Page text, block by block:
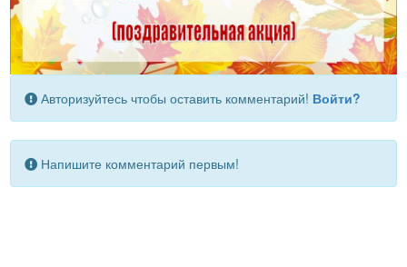
Авторизуйтесь чтобы оставить комментарий! Войти?
Напишите комментарий первым!